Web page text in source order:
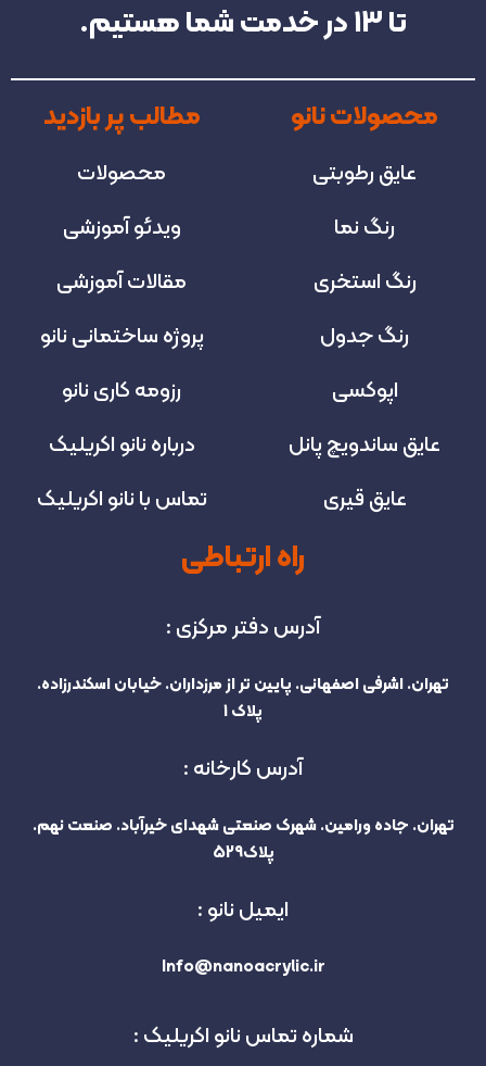
تا 13 در خدمت شما هستیم.
محصولات نانو
عایق رطوبتی
رنگ نما
رنگ استخری
رنگ جدول
اپوکسی
عایق ساندویچ پانل
عایق قیری
مطالب پر بازدید
محصولات
ویدئو آموزشی
مقالات آموزشی
پروژه‌ ساختمانی نانو
رزومه کاری نانو
درباره نانو اکریلیک
تماس با نانو اکریلیک
راه ارتباطی
آدرس دفتر مرکزی :
تهران. اشرفی اصفهانی. پایین تر از مرزداران. خیابان اسکندرزاده.
پلاک 1
آدرس کارخانه :
تهران. جاده ورامین. شهرک صنعتی شهدای خیرآباد. صنعت نهم.
پلاک529
ایمیل نانو :
Info@nanoacrylic.ir
شماره تماس نانو اکریلیک :